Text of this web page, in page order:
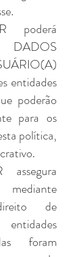
poderá
entidades
poderão
para os
política,
de
foram